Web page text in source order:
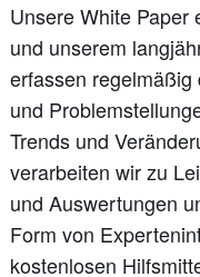
Unsere White Paper
und unserem
erfassen
und
Trends und
verarbeiten wir zu
und Auswertungen
Form von
kostenlosen